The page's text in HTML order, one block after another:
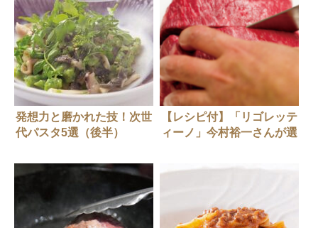
発想力と磨かれた技！次世
代パスタ5選（後半）
【レシピ付】「リゴレッテ
ィーノ」今村裕一さんが選